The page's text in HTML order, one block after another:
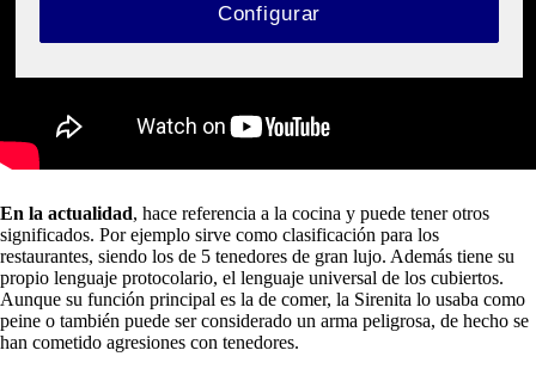
En la actualidad, hace referencia a la cocina y puede tener otros
significados. Por ejemplo sirve como clasificación para los
restaurantes, siendo los de 5 tenedores de gran lujo. Además tiene su
propio lenguaje protocolario, el lenguaje universal de los cubiertos.
Aunque su función principal es la de comer, la Sirenita lo usaba como
peine o también puede ser considerado un arma peligrosa, de hecho se
han cometido agresiones con tenedores.
Configurar